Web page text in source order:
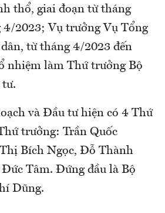
thổ, giai đoạn từ tháng
4/2023; Vụ trưởng Vụ Tổng
từ tháng 4/2023 đến
nhiệm làm Thứ trưởng Bộ
tư.
và Đầu tư hiện có 4 Thứ
trưởng: Trần Quốc
Bích Ngọc, Đỗ Thành
Đức Tâm. Đứng đầu là Bộ
Dũng.